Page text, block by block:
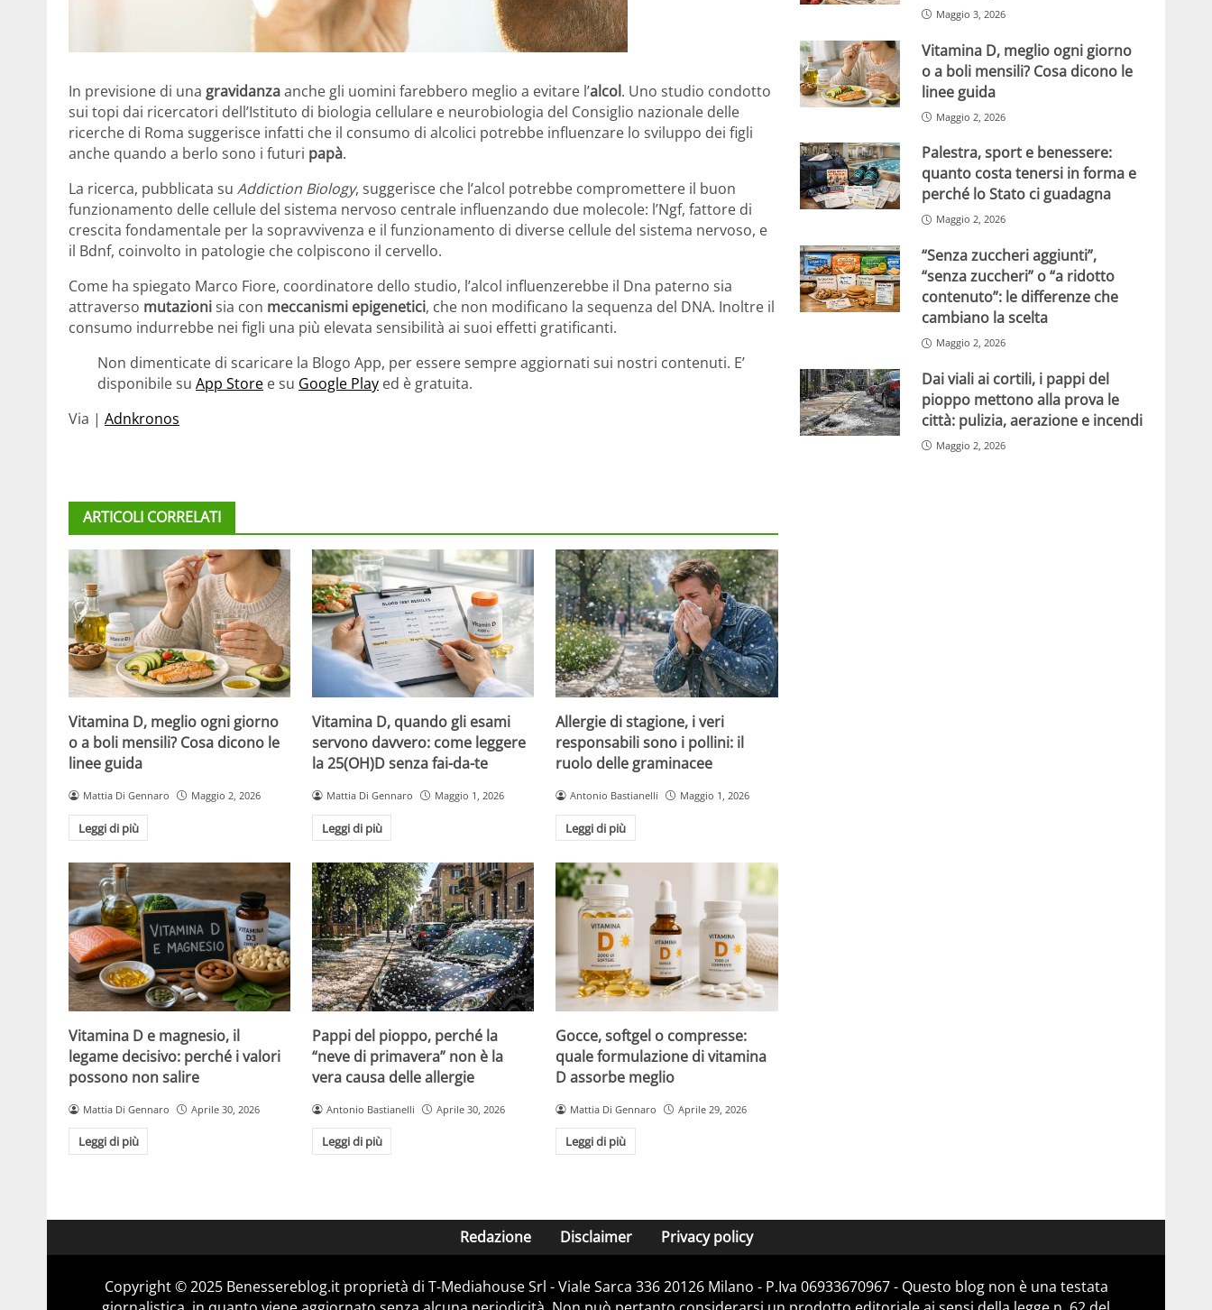
In previsione di una gravidanzaanche gli uomini farebbero meglio a evitare l’alcol. Uno studio condotto
sui topi dai ricercatori dell’Istituto di biologia cellulare e neurobiologia del Consiglio nazionale delle
ricerche di Roma suggerisce infatti che il consumo di alcolici potrebbe influenzare lo sviluppo dei figli
anche quando a berlo sono i futuri papà.
La ricerca, pubblicata su Addiction Biology, suggerisce che l’alcol potrebbe compromettere il buon
funzionamento delle cellule del sistema nervoso centrale influenzando due molecole: l’Ngf, fattore di
crescita fondamentale per la sopravvivenza e il funzionamento di diverse cellule del sistema nervoso, e
il Bdnf, coinvolto in patologie che colpiscono il cervello.
Come ha spiegato Marco Fiore, coordinatore dello studio, l’alcol influenzerebbe il Dna paterno sia
attraverso mutazionisia con meccanismi epigenetici, che non modificano la sequenza del DNA. Inoltre il
consumo indurrebbe nei figli una più elevata sensibilità ai suoi effetti gratificanti.
Non dimenticate di scaricare la Blogo App, per essere sempre aggiornati sui nostri contenuti. E’
disponibile su App Store e su Google Play ed è gratuita.
Via | Adnkronos
ARTICOLI CORRELATI
Vitamina D, meglio ogni giorno
o a boli mensili? Cosa dicono le
linee guida
Mattia Di Gennaro Maggio 2, 2026
Leggi di più
Vitamina D, quando gli esami
servono davvero: come leggere
la 25(OH)D senza fai-da-te
Mattia Di Gennaro Maggio 1, 2026
Leggi di più
Allergie di stagione, i veri
responsabili sono i pollini: il
ruolo delle graminacee
Antonio Bastianelli Maggio 1, 2026
Leggi di più
Vitamina D e magnesio, il
legame decisivo: perché i valori
possono non salire
Mattia Di Gennaro Aprile 30, 2026
Leggi di più
Pappi del pioppo, perché la
“neve di primavera” non è la
vera causa delle allergie
Antonio Bastianelli Aprile 30, 2026
Leggi di più
Gocce, softgel o compresse:
quale formulazione di vitamina
D assorbe meglio
Mattia Di Gennaro Aprile 29, 2026
Leggi di più
Maggio 3, 2026
Vitamina D, meglio ogni giorno
o a boli mensili? Cosa dicono le
linee guida
Maggio 2, 2026
Palestra, sport e benessere:
quanto costa tenersi in forma e
perché lo Stato ci guadagna
Maggio 2, 2026
“Senza zuccheri aggiunti”,
“senza zuccheri” o “a ridotto
contenuto”: le differenze che
cambiano la scelta
Maggio 2, 2026
Dai viali ai cortili, i pappi del
pioppo mettono alla prova le
città: pulizia, aerazione e incendi
Maggio 2, 2026
Redazione Disclaimer Privacy policy
Copyright © 2025 Benessereblog.it proprietà di T-Mediahouse Srl - Viale Sarca 336 20126 Milano - P.Iva 06933670967 - Questo blog non è una testata